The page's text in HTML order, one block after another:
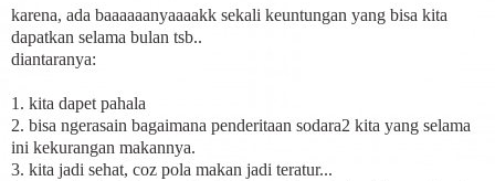
karena, ada baaaaaanyaaaakk sekali keuntungan yang bisa kita
dapatkan selama bulan tsb..
diantaranya:
1. kita dapet pahala
2. bisa ngerasain bagaimana penderitaan sodara2 kita yang selama
ini kekurangan makannya.
3. kita jadi sehat, coz pola makan jadi teratur...